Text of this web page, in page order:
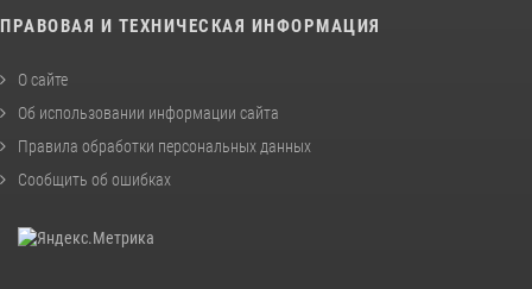
ПРАВОВАЯ И ТЕХНИЧЕСКАЯ ИНФОРМАЦИЯ
О сайте
Об использовании информации сайта
Правила обработки персональных данных
Сообщить об ошибках